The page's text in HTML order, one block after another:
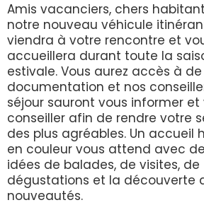
Amis vacanciers, chers
notre nouveau véhicule
viendra à votre rencontre et
accueillera durant toute la
estivale. Vous aurez accès à
documentation et nos
séjour sauront vous informer et
conseiller afin de rendre votre
des plus agréables. Un accueil
en couleur vous attend avec
idées de balades, de visites, de
dégustations et la découverte
nouveautés.